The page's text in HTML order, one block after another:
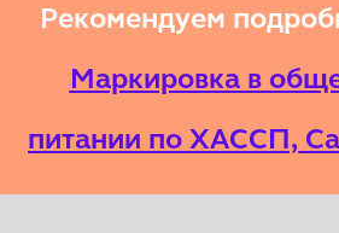
Рекомендуем
Маркировка в
питании по ХАССП,